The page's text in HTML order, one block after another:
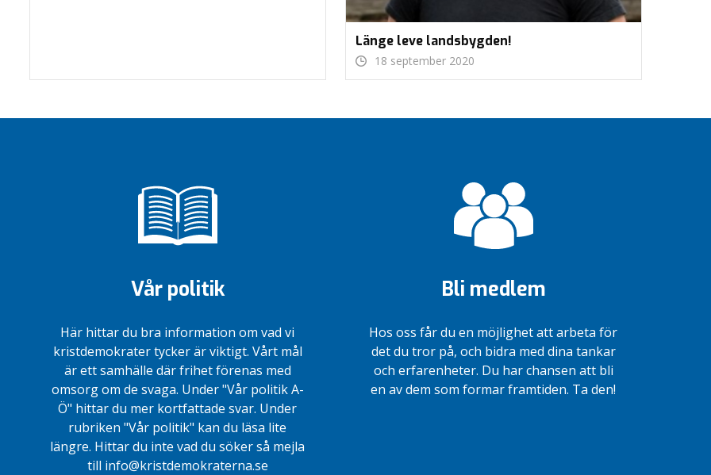
Länge leve landsbygden!
18 september 2020
Vår politik
Här hittar du bra information om vad vi
kristdemokrater tycker är viktigt. Vårt mål
är ett samhälle där frihet förenas med
omsorg om de svaga. Under "Vår politik A-
Ö" hittar du mer kortfattade svar. Under
rubriken "Vår politik" kan du läsa lite
längre. Hittar du inte vad du söker så mejla
till info@kristdemokraterna.se
Bli medlem
Hos oss får du en möjlighet att arbeta för
det du tror på, och bidra med dina tankar
och erfarenheter. Du har chansen att bli
en av dem som formar framtiden. Ta den!